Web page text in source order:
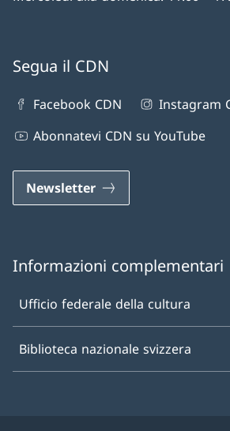
Segua il CDN
Facebook CDN
Instagram
Abonnatevi CDN su YouTube
Newsletter
Informazioni complementari
Ufficio federale della cultura
Biblioteca nazionale svizzera